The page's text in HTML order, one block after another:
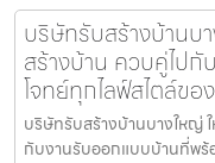
บริษัทรับสร้างบ้านบ
สร้างบ้าน ควบคู่ไป
โจทย์ทุกไลฟ์สไตล์ข
บริษัทรับสร้างบ้านบางใหญ่
กับงานรับออกแบบบ้านที่พ